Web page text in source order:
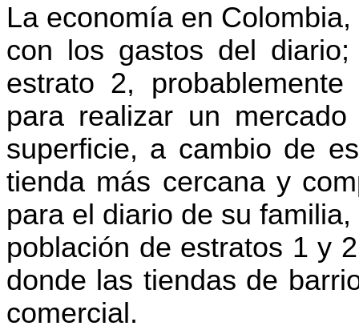
La economía en
con los gastos del
estrato 2,
para realizar un
superficie, a cambio de
tienda más cercana y
para el diario de su
población de estratos 1 y
donde las tiendas de
comercial.